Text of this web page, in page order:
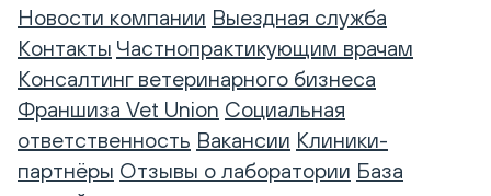
Новости компании Выездная служба
Контакты Частнопрактикующим врачам
Консалтинг ветеринарного бизнеса
Франшиза Vet Union Социальная
ответственность Вакансии Клиники-
партнёры Отзывы о лаборатории База